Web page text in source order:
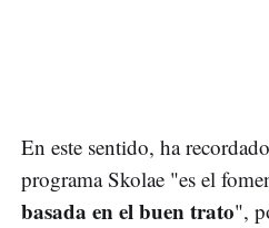
En este sentido, ha
programa Skolae "es el
basada en el buen trato",